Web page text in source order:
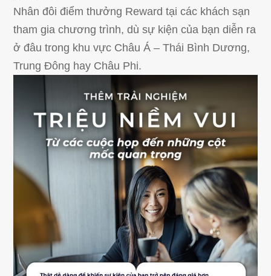
Nhân đôi điểm thưởng Reward tại các khách sạn
tham gia chương trình, dù sự kiện của bạn diễn ra
ở đâu trong khu vực Châu Á – Thái Bình Dương,
Trung Đông hay Châu Phi.